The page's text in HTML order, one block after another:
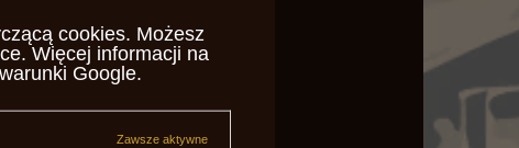
cookies. Możesz
Więcej informacji na
Google.
Zawsze aktywne